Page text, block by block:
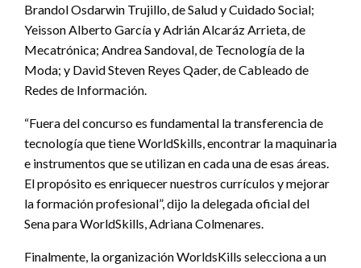
Brandol Osdarwin Trujillo, de Salud y Cuidado Social;
Yeisson Alberto García y Adrián Alcaráz Arrieta, de
Mecatrónica; Andrea Sandoval, de Tecnología de la
Moda; y David Steven Reyes Qader, de Cableado de
Redes de Información.
“Fuera del concurso es fundamental la transferencia de
tecnología que tiene WorldSkills, encontrar la maquinaria
e instrumentos que se utilizan en cada una de esas áreas.
El propósito es enriquecer nuestros currículos y mejorar
la formación profesional”, dijo la delegada oficial del
Sena para WorldSkills, Adriana Colmenares.
Finalmente, la organización WorldsKills selecciona a un